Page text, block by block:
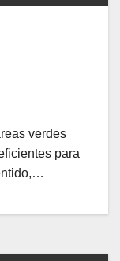
verdes
para